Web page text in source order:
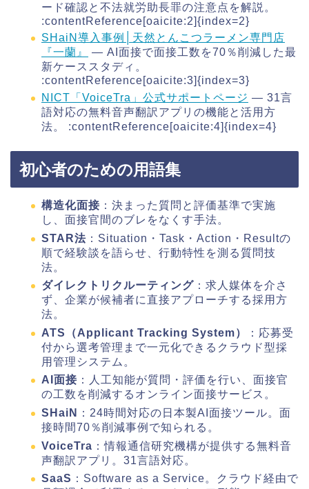
ード確認と不法就労助長罪の注意点を解説。
:contentReference[oaicite:2]{index=2}
SHaiN導入事例│天然とんこつラーメン専門店
『一蘭』
― AI面接で面接工数を70％削減した最
新ケーススタディ。
:contentReference[oaicite:3]{index=3}
NICT「VoiceTra」公式サポートページ ― 31言
語対応の無料音声翻訳アプリの機能と活用方
法。 :contentReference[oaicite:4]{index=4}
初心者のための用語集
構造化面接 ：決まった質問と評価基準で実施
し、面接官間のブレをなくす手法。
STAR法 ：Situation・Task・Action・Resultの
順で経験談を語らせ、行動特性を測る質問技
法。
ダイレクトリクルーティング ：求人媒体を介さ
ず、企業が候補者に直接アプローチする採用方
法。
ATS（Applicant Tracking System）
：応募受
付から選考管理まで一元化できるクラウド型採
用管理システム。
AI面接 ：人工知能が質問・評価を行い、面接官
の工数を削減するオンライン面接サービス。
SHaiN
：24時間対応の日本製AI面接ツール。面
接時間70％削減事例で知られる。
VoiceTra ：情報通信研究機構が提供する無料音
声翻訳アプリ。31言語対応。
SaaS ：Software as a Service。クラウド経由で